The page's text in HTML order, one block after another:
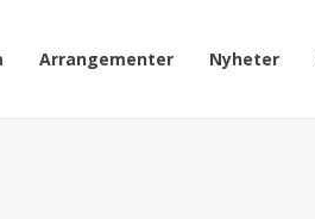
Arrangementer Nyheter